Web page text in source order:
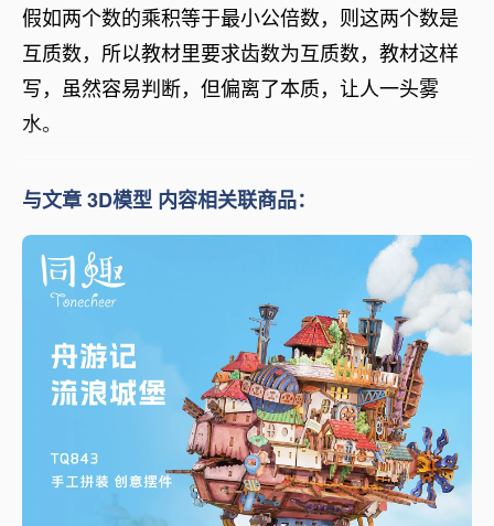
假如两个数的乘积等于最小公倍数，则这两个数是
互质数，所以教材里要求齿数为互质数，教材这样
写，虽然容易判断，但偏离了本质，让人一头雾
水。
与文章 3D模型 内容相关联商品：